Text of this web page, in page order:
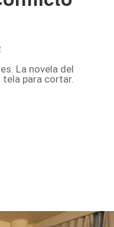
La novela del
para cortar.